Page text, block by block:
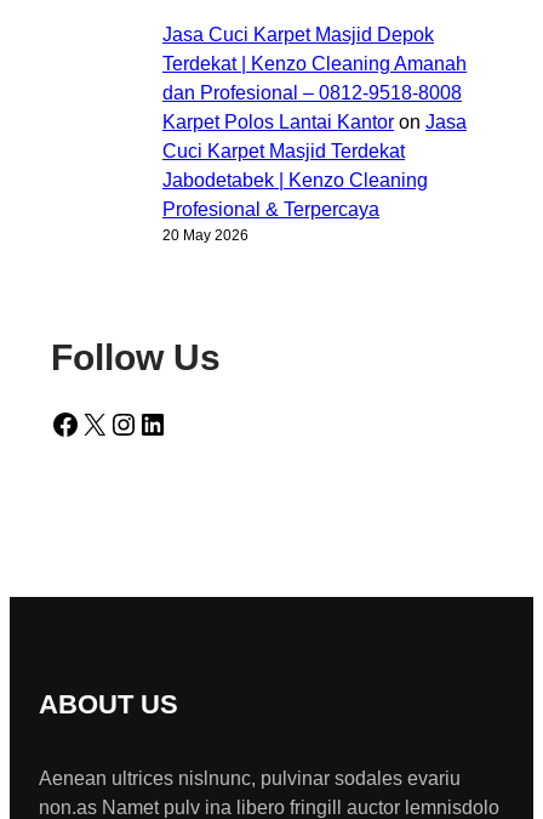
Jasa Cuci Karpet Masjid Depok
Terdekat | Kenzo Cleaning Amanah
dan Profesional – 0812-9518-8008
Karpet Polos Lantai Kantor on Jasa
Cuci Karpet Masjid Terdekat
Jabodetabek | Kenzo Cleaning
Profesional & Terpercaya
20 May 2026
Follow Us
Facebook X Instagram LinkedIn
ABOUT US
Aenean ultrices nislnunc, pulvinar sodales evariu
non.as Namet pulv ina libero fringill auctor lemnisdolo